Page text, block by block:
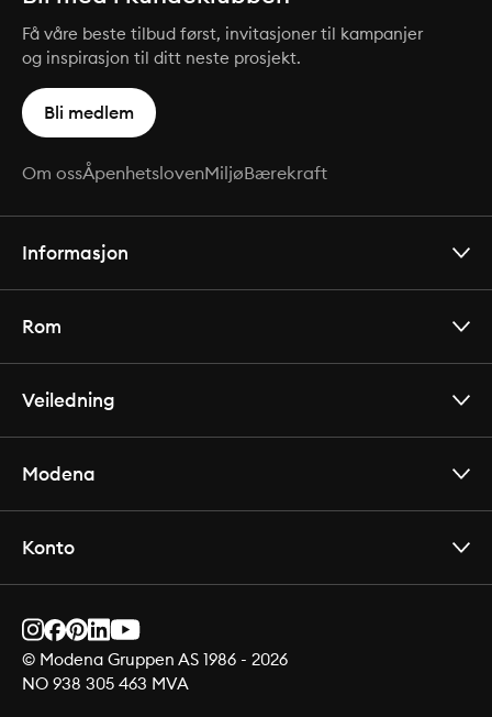
Få våre beste tilbud først, invitasjoner til kampanjer
og inspirasjon til ditt neste prosjekt.
Bli medlem
Om ossÅpenhetslovenMiljøBærekraft
Informasjon
Rom
Veiledning
Modena
Konto
© Modena Gruppen AS 1986 - 2026
NO 938 305 463 MVA